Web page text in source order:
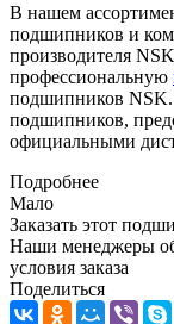
В нашем
подшипников и
производителя
профессиональную
подшипников NSK.
подшипников,
официальными
Подробнее
Мало
Заказать этот
Наши менеджеры
условия заказа
Поделиться